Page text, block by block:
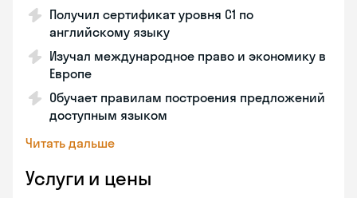
Получил сертификат уровня С1 по
английскому языку
Изучал международное право и экономику в
Европе
Обучает правилам построения предложений
доступным языком
Читать дальше
Услуги и цены